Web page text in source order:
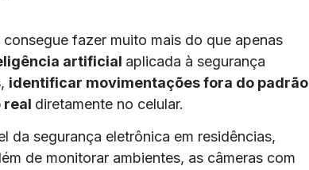
consegue fazer muito mais do que apenas
artificial aplicada à segurança
, identificar movimentações fora do padrão
real diretamente no celular.
da segurança eletrônica em residências,
de monitorar ambientes, as câmeras com